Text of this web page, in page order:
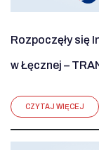
Rozpoczęły się
w Łęcznej –
CZYTAJ WIĘCEJ